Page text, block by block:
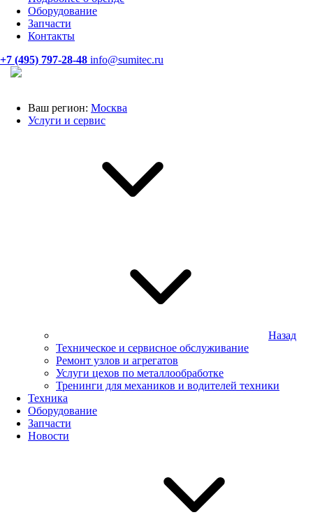
Оборудование
Запчасти
Контакты
+7 (495) 797-28-48 info@sumitec.ru
Ваш регион: Москва
Услуги и сервис
Назад
Техническое и сервисное обслуживание
Ремонт узлов и агрегатов
Услуги цехов по металлообработке
Тренинги для механиков и водителей техники
Техника
Оборудование
Запчасти
Новости